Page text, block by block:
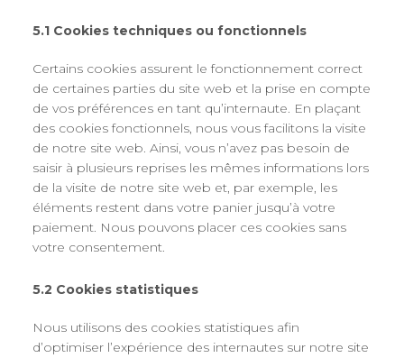
5.1 Cookies techniques ou fonctionnels
Certains cookies assurent le fonctionnement correct
de certaines parties du site web et la prise en compte
de vos préférences en tant qu’internaute. En plaçant
des cookies fonctionnels, nous vous facilitons la visite
de notre site web. Ainsi, vous n’avez pas besoin de
saisir à plusieurs reprises les mêmes informations lors
de la visite de notre site web et, par exemple, les
éléments restent dans votre panier jusqu’à votre
paiement. Nous pouvons placer ces cookies sans
votre consentement.
5.2 Cookies statistiques
Nous utilisons des cookies statistiques afin
d’optimiser l’expérience des internautes sur notre site